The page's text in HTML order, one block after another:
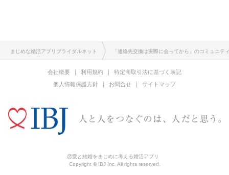
まじめな婚活アプリブライダルネット 「連絡先交換は実際に会ってから」のコミュニテ
会社概要 利用規約
特定商取引法に基づく表記
個人情報保護方針
お問合せ サイトマップ
恋愛と結婚をまじめに考える婚活アプリ
Copyright © IBJ Inc. All rights reserved.